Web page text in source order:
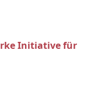
Initiative für